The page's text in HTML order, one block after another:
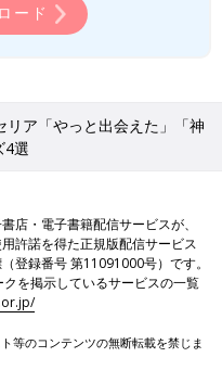
ード
リア「やっと出会えた」「神
4選
店・電子書籍配信サービスが、
許諾を得た正規版配信サービス
登録番号 第11091000号）です。
クを掲示しているサービスの一覧
等のコンテンツの無断転載を禁じま